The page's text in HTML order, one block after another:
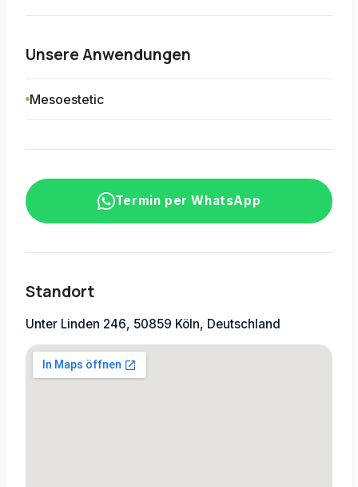
Unsere Anwendungen
Mesoestetic
Termin per WhatsApp
Standort
Unter Linden 246, 50859 Köln, Deutschland